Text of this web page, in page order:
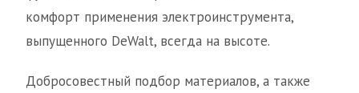
комфорт применения электроинструмента,
выпущенного DeWalt, всегда на высоте.
Добросовестный подбор материалов, а также